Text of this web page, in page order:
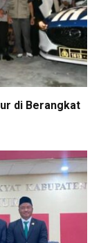
di Berangkat